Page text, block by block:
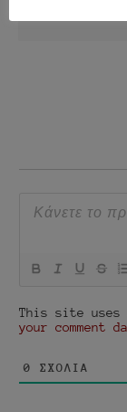
This site uses
your comment
0 ΣΧΌΛΙΑ